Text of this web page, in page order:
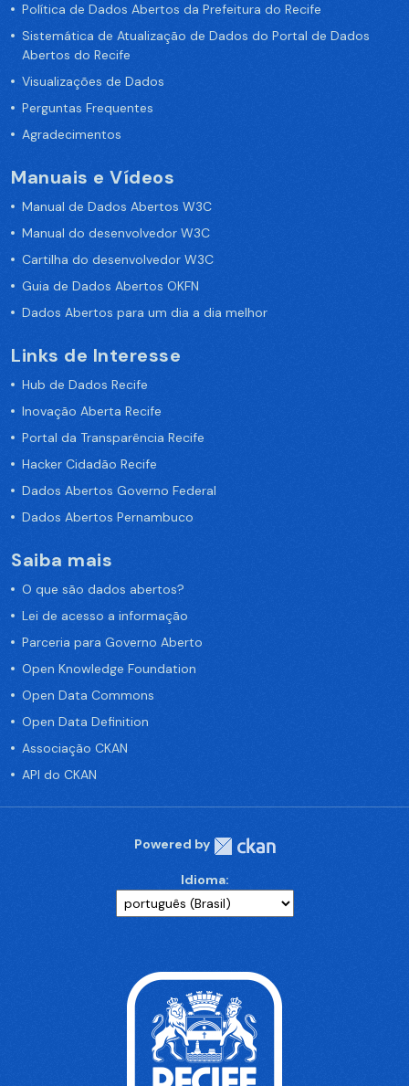
Política de Dados Abertos da Prefeitura do Recife
Sistemática de Atualização de Dados do Portal de Dados
Abertos do Recife
Visualizações de Dados
Perguntas Frequentes
Agradecimentos
Manuais e Vídeos
Manual de Dados Abertos W3C
Manual do desenvolvedor W3C
Cartilha do desenvolvedor W3C
Guia de Dados Abertos OKFN
Dados Abertos para um dia a dia melhor
Links de Interesse
Hub de Dados Recife
Inovação Aberta Recife
Portal da Transparência Recife
Hacker Cidadão Recife
Dados Abertos Governo Federal
Dados Abertos Pernambuco
Saiba mais
O que são dados abertos?
Lei de acesso a informação
Parceria para Governo Aberto
Open Knowledge Foundation
Open Data Commons
Open Data Definition
Associação CKAN
API do CKAN
Powered by
Idioma